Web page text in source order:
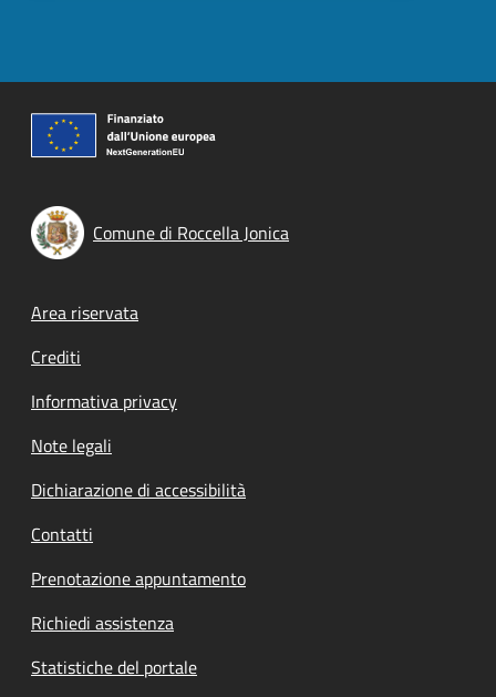
Comune di Roccella Jonica
Footer menu
Area riservata
Crediti
Informativa privacy
Note legali
Dichiarazione di accessibilità
Contatti
Prenotazione appuntamento
Richiedi assistenza
Statistiche del portale